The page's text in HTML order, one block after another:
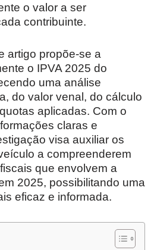
o valor a ser
contribuinte.
artigo propõe-se a
o IPVA 2025 do
uma análise
do valor venal, do cálculo
aplicadas. Com o
claras e
visa auxiliar os
a compreenderem
que envolvem a
2025, possibilitando uma
eficaz e informada.